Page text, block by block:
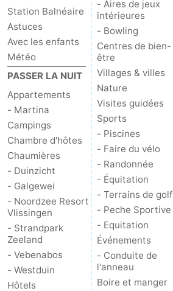
bos
Middelburg
Zeeuws-
Nieuwvliet
-
Sluis
Cadzand
-
Nature
Het
Zwin
Météo
Contact
Station Balnéaire
Astuces
Avec les enfants
Météo
PASSER LA NUIT
Appartements
- Martina
Campings
Chambre d'hôtes
Chaumières
- Duinzicht
- Galgewei
- Noordzee Resort
Vlissingen
- Strandpark
Zeeland
- Vebenabos
- Westduin
Hôtels
- Aires de jeux
intérieures
- Bowling
Centres de bien-
être
Villages & villes
Nature
Visites guidées
Sports
- Piscines
- Faire du vélo
- Randonnée
- Équitation
- Terrains de golf
- Peche Sportive
- Equitation
Événements
- Conduite de
l'anneau
Boire et manger